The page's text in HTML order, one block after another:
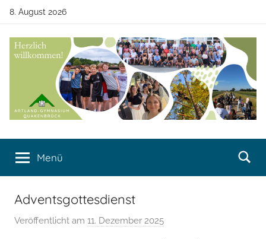
Zum
springen
8. August 2026
Artland-
Gymnasium
Quakenbrück
Quakenbrück
Menü
Adventsgottesdienst
Veröffentlicht am 11. Dezember 2025